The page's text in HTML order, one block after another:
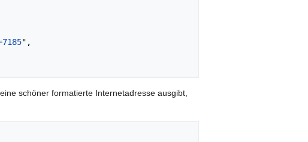
",
schöner formatierte Internetadresse ausgibt,